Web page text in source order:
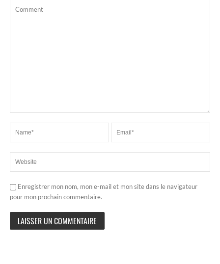
Enregistrer mon nom, mon e-mail et mon site dans le navigateur
pour mon prochain commentaire.